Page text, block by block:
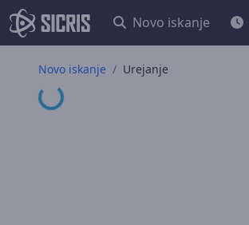
Novo iskanje
Novo iskanje Urejanje
Nalaganje ...